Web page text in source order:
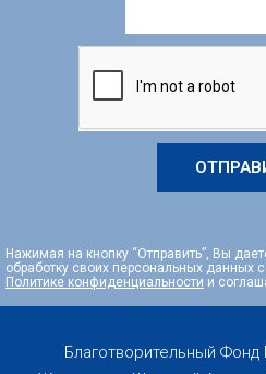
Нажимая на кнопку “Отправить”, Вы
обработку своих персональных данных
Политике конфиденциальности и
Благотворительный